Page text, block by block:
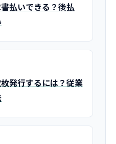
払いできる？後払
発行するには？従業